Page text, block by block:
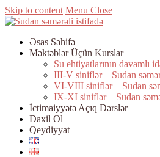
Skip to content Menu Close
Əsas Səhifə
Məktəblər Üçün Kurslar
Su ehtiyatlarının davamlı
III-V siniflər – Sudan
VI-VIII siniflər – Sudan
IX-XI siniflər – Sudan
İctimaiyyətə Açıq Dərslər
Daxil Ol
Qeydiyyat